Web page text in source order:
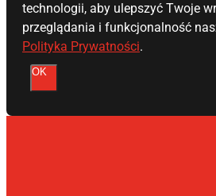
technologii, aby ulepszyć Twoje
przeglądania i funkcjonalność
Polityka Prywatności.
OK